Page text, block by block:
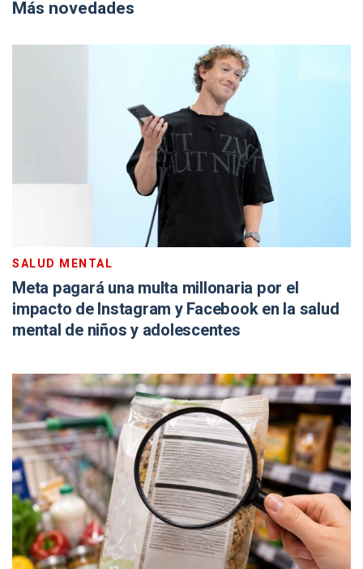
Más novedades
SALUD MENTAL
Meta pagará una multa millonaria por el
impacto de Instagram y Facebook en la salud
mental de niños y adolescentes